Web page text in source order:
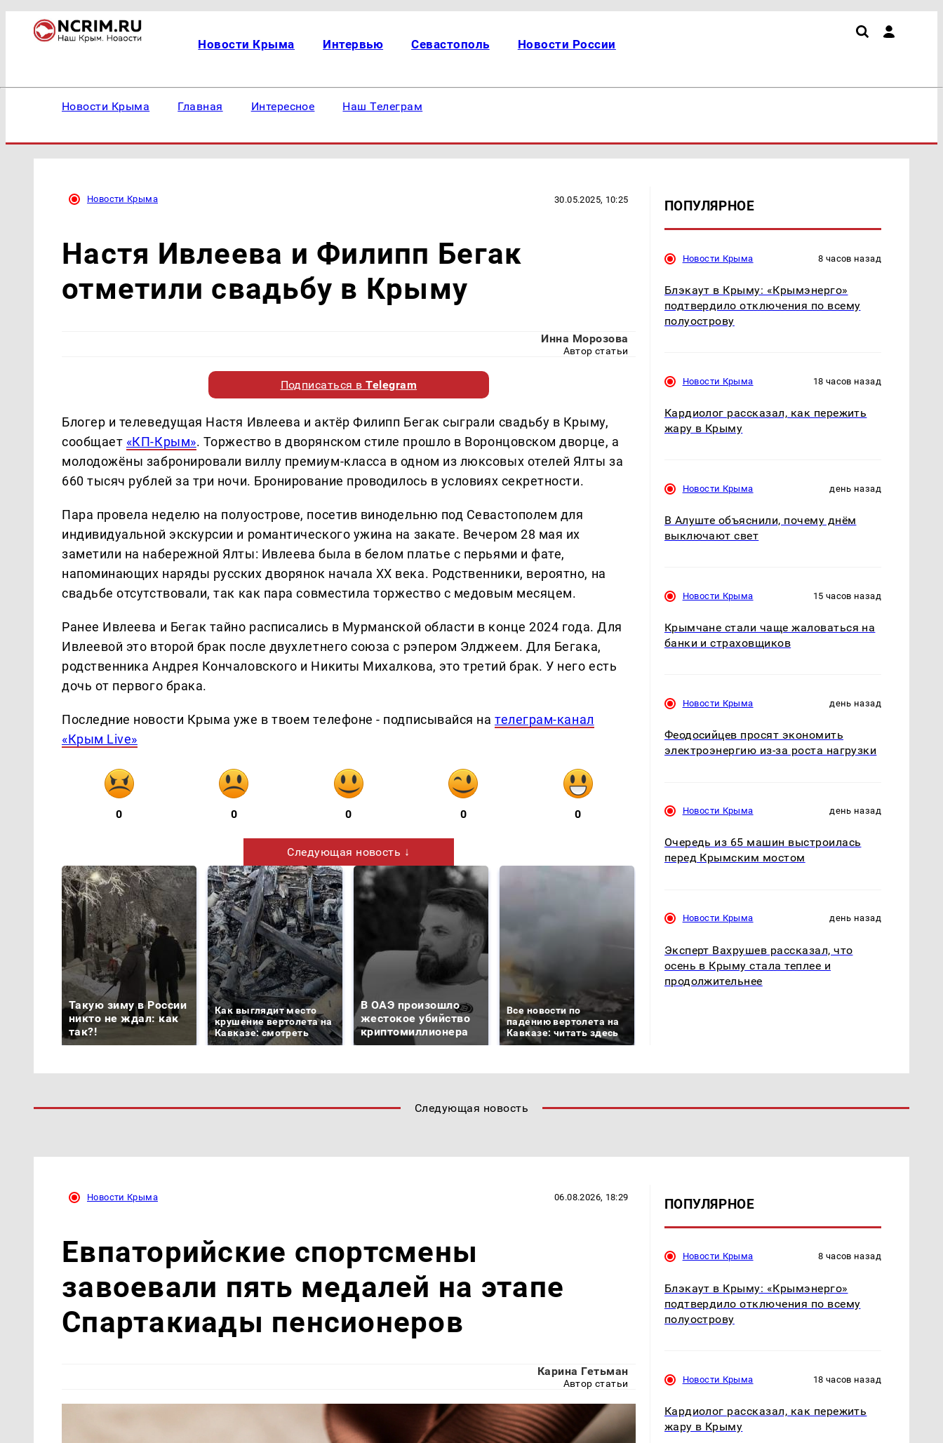
Новости Крыма Интервью Севастополь Новости России
Новости Крыма Главная Интересное Наш Телеграм
Новости Крыма 30.05.2025, 10:25
Настя Ивлеева и Филипп Бегак
отметили свадьбу в Крыму
Инна Морозова
Автор статьи
Подписаться вTelegram
Блогер и телеведущая Настя Ивлеева и актёр Филипп Бегак сыграли свадьбу в Крыму,
сообщает «КП-Крым». Торжество в дворянском стиле прошло в Воронцовском дворце, а
молодожёны забронировали виллу премиум-класса в одном из люксовых отелей Ялты за
660 тысяч рублей за три ночи. Бронирование проводилось в условиях секретности.
Пара провела неделю на полуострове, посетив винодельню под Севастополем для
индивидуальной экскурсии и романтического ужина на закате. Вечером 28 мая их
заметили на набережной Ялты: Ивлеева была в белом платье с перьями и фате,
напоминающих наряды русских дворянок начала XX века. Родственники, вероятно, на
свадьбе отсутствовали, так как пара совместила торжество с медовым месяцем.
Ранее Ивлеева и Бегак тайно расписались в Мурманской области в конце 2024 года. Для
Ивлеевой это второй брак после двухлетнего союза с рэпером Элджеем. Для Бегака,
родственника Андрея Кончаловского и Никиты Михалкова, это третий брак. У него есть
дочь от первого брака.
Последние новости Крыма уже в твоем телефоне - подписывайся нателеграм-канал
«Крым Live»
0 0 0 0 0
Следующая новость ↓
Такую зиму в России
никто не ждал: как
так?!
Как выглядит место
крушение вертолета на
Кавказе: смотреть
В ОАЭ произошло
жестокое убийство
криптомиллионера
Все новости по
падению вертолета на
Кавказе: читать здесь
ПОПУЛЯРНОЕ
Новости Крыма 8 часов назад
Блэкаут в Крыму: «Крымэнерго»
подтвердило отключения по всему
полуострову
Новости Крыма 18 часов назад
Кардиолог рассказал, как пережить
жару в Крыму
Новости Крыма день назад
В Алуште объяснили, почему днём
выключают свет
Новости Крыма 15 часов назад
Крымчане стали чаще жаловаться на
банки и страховщиков
Новости Крыма день назад
Феодосийцев просят экономить
электроэнергию из-за роста нагрузки
Новости Крыма день назад
Очередь из 65 машин выстроилась
перед Крымским мостом
Новости Крыма день назад
Эксперт Вахрушев рассказал, что
осень в Крыму стала теплее и
продолжительнее
Следующая новость
Новости Крыма 06.08.2026, 18:29
Евпаторийские спортсмены
завоевали пять медалей на этапе
Спартакиады пенсионеров
Карина Гетьман
Автор статьи
ПОПУЛЯРНОЕ
Новости Крыма 8 часов назад
Блэкаут в Крыму: «Крымэнерго»
подтвердило отключения по всему
полуострову
Новости Крыма 18 часов назад
Кардиолог рассказал, как пережить
жару в Крыму